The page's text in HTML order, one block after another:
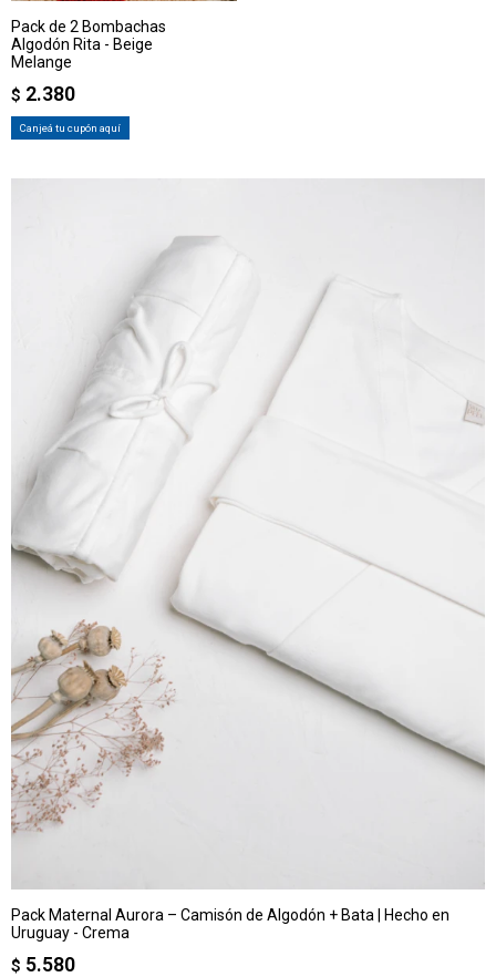
Pack de 2 Bombachas
Algodón Rita - Beige
Melange
$ 2.380
Canjeá tu cupón aquí
Pack Maternal Aurora – Camisón de Algodón + Bata | Hecho en
Uruguay - Crema
$ 5.580